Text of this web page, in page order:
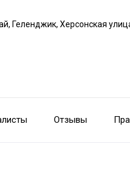
Геленджик, Херсонская
Отзывы